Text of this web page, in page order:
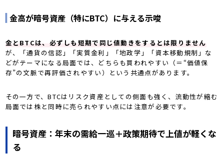
金高が暗号資産（特にBTC）に与える示唆
金とBTCは、必ずしも短期で同じ値動きをするとは限りません
が、「通貨の信認」「実質金利」「地政学」「資本移動規制」な
どがテーマになる局面では、どちらも買われやすい（＝“価値保
存”の文脈で再評価されやすい）という共通点があります。
その一方で、BTCはリスク資産としての側面も強く、流動性が縮む
局面では株と同時に売られやすい点には注意が必要です。
暗号資産：年末の需給一巡＋政策期待で上値が軽くな
る